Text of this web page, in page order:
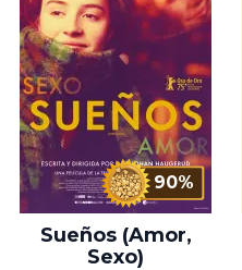
90%
Sueños (Amor,
Sexo)